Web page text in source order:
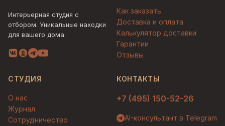
Интерьерная студия с
отбором. Уникальные находки
для вашего дома.
Как заказать
Доставка и оплата
Калькулятор доставки
Гарантии
Отзывы
СТУДИЯ
О нас
Журнал
Сотрудничество
КОНТАКТЫ
+7 (495) 150-52-26
AI-консультант в Telegram